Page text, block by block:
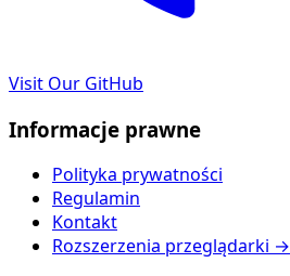
Visit Our GitHub
Informacje prawne
Polityka prywatności
Regulamin
Kontakt
Rozszerzenia przeglądarki →